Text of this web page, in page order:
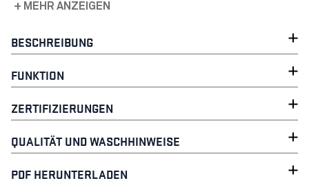
+ MEHR ANZEIGEN
BESCHREIBUNG
FUNKTION
ZERTIFIZIERUNGEN
QUALITÄT UND WASCHHINWEISE
PDF HERUNTERLADEN